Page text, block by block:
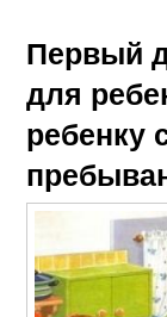
Первый
для
ребенку